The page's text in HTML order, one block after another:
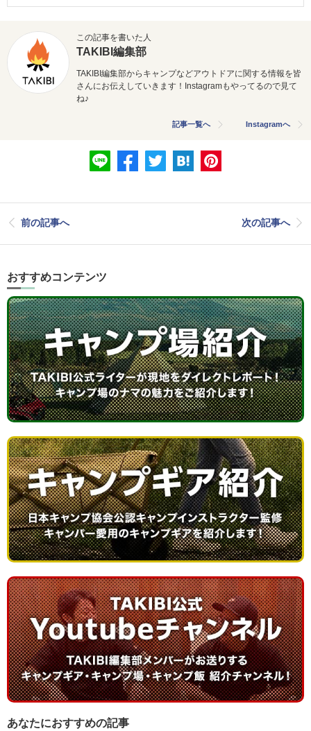
この記事を書いた人
TAKIBI編集部
TAKIBI編集部からキャンプなどアウトドアに関する情報を皆
さんにお伝えしていきます！Instagramもやってるので見て
ね♪
記事一覧へ Instagramへ
前の記事へ 次の記事へ
おすすめコンテンツ
あなたにおすすめの記事